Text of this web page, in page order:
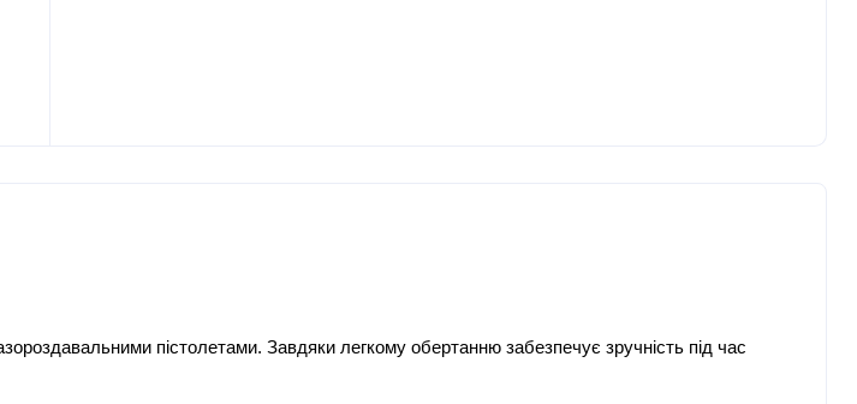
пістолетами. Завдяки легкому обертанню забезпечує зручність під час